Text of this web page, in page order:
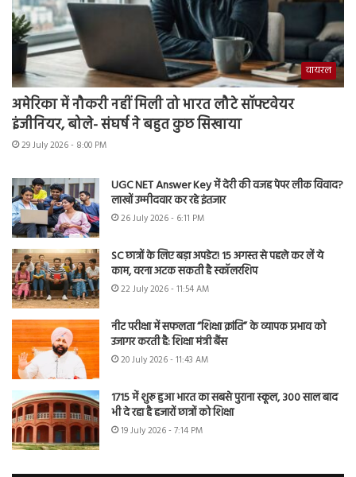
वायरल
अमेरिका में नौकरी नहीं मिली तो भारत लौटे सॉफ्टवेयर
इंजीनियर, बोले- संघर्ष ने बहुत कुछ सिखाया
29 July 2026 - 8:00 PM
UGC NET Answer Key में देरी की वजह पेपर लीक विवाद?
लाखों उम्मीदवार कर रहे इंतजार
26 July 2026 - 6:11 PM
SC छात्रों के लिए बड़ा अपडेट! 15 अगस्त से पहले कर लें ये
काम, वरना अटक सकती है स्कॉलरशिप
22 July 2026 - 11:54 AM
नीट परीक्षा में सफलता “शिक्षा क्रांति” के व्यापक प्रभाव को
उजागर करती है: शिक्षा मंत्री बैंस
20 July 2026 - 11:43 AM
1715 में शुरू हुआ भारत का सबसे पुराना स्कूल, 300 साल बाद
भी दे रहा है हजारों छात्रों को शिक्षा
19 July 2026 - 7:14 PM